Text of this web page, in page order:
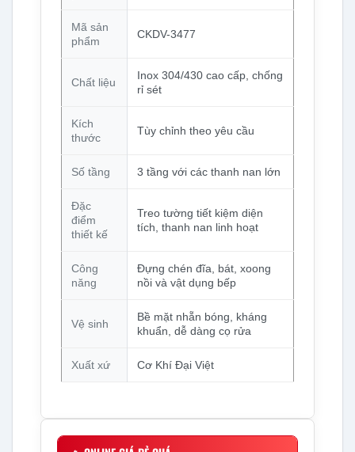
Mã sản
phẩm
CKDV-3477
Chất liệu
Inox 304/430 cao cấp, chống
rỉ sét
Kích
thước
Tùy chỉnh theo yêu cầu
Số tầng 3 tầng với các thanh nan lớn
Đặc
điểm
thiết kế
Treo tường tiết kiệm diện
tích, thanh nan linh hoạt
Công
năng
Đựng chén đĩa, bát, xoong
nồi và vật dụng bếp
Vệ sinh
Bề mặt nhẵn bóng, kháng
khuẩn, dễ dàng cọ rửa
Xuất xứ Cơ Khí Đại Việt